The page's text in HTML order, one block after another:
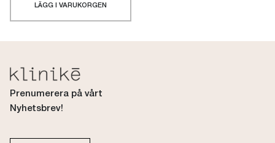
LÄGG I VARUKORGEN
Prenumerera på vårt
Nyhetsbrev!